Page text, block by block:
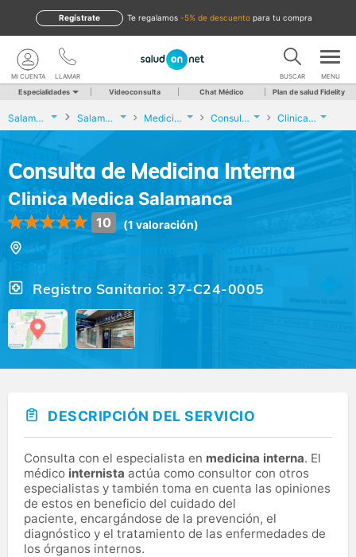
te regalamos -5% de descuento para tu compra
Regístrate
LLAMAR
MI CUENTA BUSCAR MENU
Especialidades Videoconsulta Chat Médico Plan de salud Fidelity
Salamanca Salamanca Medicina Interna Consulta de Medicina Interna Clinica Medica Salamanca
Consulta de Medicina Interna
Clinica Medica Salamanca
10 (1 valoración)
Avenida Campoamor, 24, Salamanca
Registro Sanitario: 37-C24-0005
DESCRIPCIÓN DEL SERVICIO
Consulta con el especialista en medicina interna. El
médico internista actúa como consultor con otros
especialistas y también toma en cuenta las opiniones
de estos en beneficio del cuidado del
paciente, encargándose de la prevención, el
diagnóstico y el tratamiento de las enfermedades de
los órganos internos.